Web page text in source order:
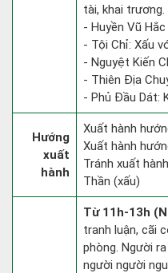
tài, khai trương.
- Huyền Vũ
- Tội Chỉ: Xấu
- Nguyệt Kiến
- Thiên Địa
- Phủ Đầu Dát:
Hướng
xuất
hành
Xuất hành
Xuất hành
Tránh xuất
Thần (xấu)
Từ 11h-13h
tranh luận, cãi
phòng. Người
người người